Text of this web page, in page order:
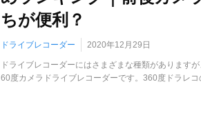
ちが便利？
ドライブレコーダー 2020年12月29日
ドライブレコーダーにはさまざまな種類があります
60度カメラドライブレコーダーです。360度ドラレ